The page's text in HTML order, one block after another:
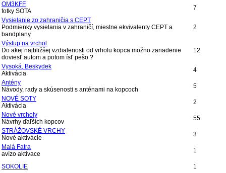
OM3KFF
fotky SOTA
7
Vysielanie zo zahraničia s CEPT
Podmienky vysielania v zahraničí, miestne ekvivalenty CEPT a
bandplany
2
Výstup na vrchol
Do akej najbližšej vzdialenosti od vrholu kopca možno zariadenie
doviesť autom a potom ísť pešo ?
12
Vysoká, Beskydek
Aktivácia
4
Antény
Návody, rady a skúsenosti s anténami na kopcoch
5
NOVÉ SOTY
Aktivácia
2
Nové vrcholy
Návrhy ďaľších kopcov
55
STRÁŽOVSKÉ VRCHY
Nové aktivácie
3
Malá Fatra
avízo aktivace
1
SOKOLIE
1